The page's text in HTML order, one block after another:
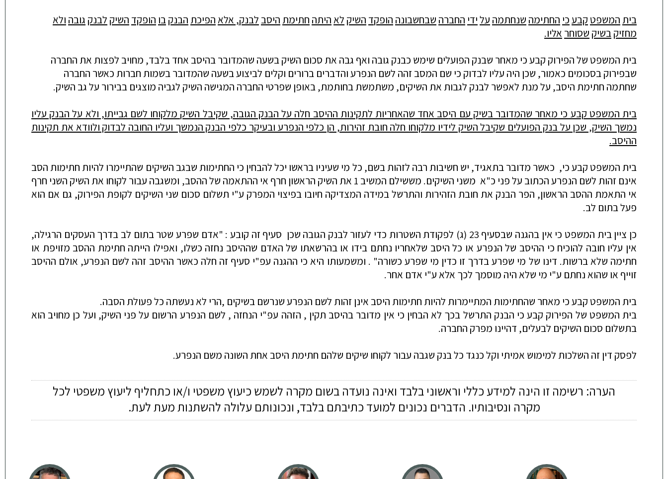
בית המשפט קבעכי החתימה שנחתמה עלידי החברה שבחשבונה הופקד השיק לאהיתה חתימת היסב לבנק, אלאהפיכת הבנקבו הופקד השיק לבנק גובה ולא
מחזיקבשיק שסוחר אליו.
בית המשפט שלהפירוק קבעכי מאחר שבנק הפועלים שימש כבנק גובה ואף גבה את סכום השיקבשעה שהמדוברבהיסב אחדבלבד, מחויב לפצות את החברה
שבפירוקבסכומים כאמור, שכן היה עליו לבדוק כי שם המסב זהה לשם הנפרעוהדבריםברורים וקלים לביצועבשעה שהמדוברבשמות חברות כאשר החברה
שחתמה חתימת היסב, עלמנת לאפשר לבנק לגבות את השיקים, משתמשתבחותמת,באופן שפרטי החברה המגישה השיק לגביה מוצגיםבבירור עלגב השיק.
בית המשפט קבע כי מאחר שהמדובר בשיק עם היסב אחד שהאחריות לתקינות ההיסב חלה על הבנק הגובה, שקיבל השיק מלקוחו לשם גבייתו, ולא על הבנק עליו
נמשך השיק, שכן על בנק הפועלים שקיבל השיק לידיו מלקוחו חלה חובת זהירות, הן כלפי הנפרע ובעיקר כלפי הבנק הנמשך ועליו החובה לבדוק ולוודא את תקינות
ההיסב.
בית המשפט קבע כי, כאשר מדובר בתאגיד, יש חשיבות רבה לזהות בשם, כל מי שעיניו בראשו יכל להבחין כי החתימות שבגב השיקים שהתיימרו להיות חתימות הסב
אינם זהות לשם הנפרע הכתוב על פני כ"א משני השיקים. מששילם המשיב 1 את השיק הראשון חרף אי ההתאמה של ההסב, ומשגבה עבור לקוחו את השיק השני חרף
אי התאמת ההסב הראשון, הפר הבנק את חובת הזהירות והתרשל במידה המצדיקה חיובו בפיצוי המפרק ע"י תשלום סכום שני השיקים לקופת הפירוק, גם אם הוא
פעל בתום לב.
כן ציין בית המשפט כי אין בהגנה שבסעיף 23 (ג)
לפקודת השטרות כדי לעזור לבנק הגובה שכן סעיף זה קובע : "אדם שפרע שטר בתום לב בדרך העסקים הרגילה,
אין עליו חובה להוכיח כי ההיסב של הנפרע או כל היסב שלאחריו נחתם בידו או בהרשאתו של האדם שההיסב נחזה כשלו, ואפילו הייתה חתימת ההסב מזויפת או
חתימה שלא ברשות. דינו של מי שפרע בדרך זו כדין מי שפרע כשורה" . ומשמעותו היא כי ההגנה עפ"י סעיף זה חלה כאשר ההיסב זהה לשם הנפרע, אולם ההיסב
זוייף או שהוא נחתם ע"י מי שלא היה מוסמך לכך אלא ע"י אדם אחר.
בית המשפט קבע כי מאחר שהחתימות המתיימרות להיות חתימות היסב אינן זהות לשם הנפרע שנרשם בשיקים ,הרי לא נעשתה כל פעולת הסבה.
בית המשפט של הפירוק קבע כי הבנק התרשל בכך לא הבחין כי אין מדובר בהיסב תקין , הזהה עפ"י הנחזה , לשם הנפרע הרשום על פני השיק, ועל כן מחויב הוא
בתשלום סכום השיקים לבעלים, דהיינו מפרק החברה.
לפסק דין זה השלכות למימוש אמיתי וקל כנגד כל בנק שגבה עבור לקוחו שיקים שלהם חתימת היסב אחת השונה משם הנפרע.
הערה: רשימה זו הינה למידע כללי וראשוני בלבד ואינה נועדה בשום מקרה לשמש כיעוץ משפטי ו/או כתחליף ליעוץ משפטי לכל
מקרה ונסיבותיו. הדברים נכונים למועד כתיבתם בלבד, ונכונותם עלולה להשתנות מעת לעת.